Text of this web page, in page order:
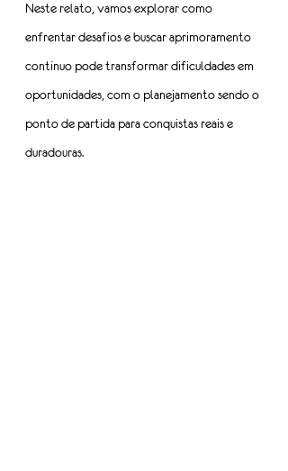
Neste relato, vamos explorar como
enfrentar desafios e buscar aprimoramento
continuo pode transformar dificuldades em
oportunidades, com o planejamento sendo o
ponto de partida para conquistas reais e
duradouras.